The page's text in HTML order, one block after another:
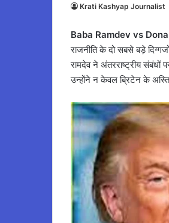
Krati Kashyap Journalist
Baba Ramdev vs
राजनीति के दो सबसे बड़े
रामदेव ने अंतरराष्ट्रीय
उन्होंने न केवल ब्रिटेन के